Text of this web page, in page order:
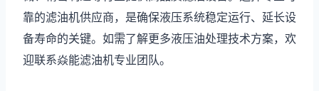
靠的滤油机供应商，是确保液压系统稳定运行、延长设
备寿命的关键。如需了解更多液压油处理技术方案，欢
迎联系焱能滤油机专业团队。